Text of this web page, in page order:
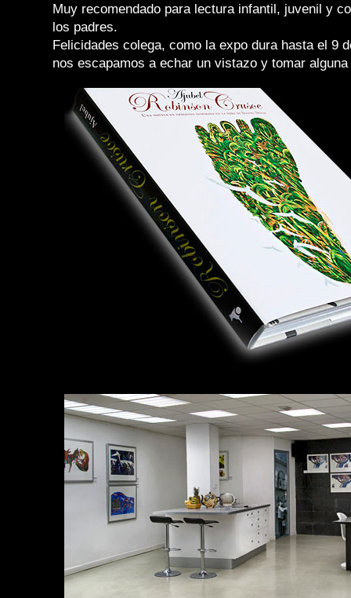
Muy recomendado para lectura infantil, juvenil y
los padres.
Felicidades colega, como la expo dura hasta el 9
nos escapamos a echar un vistazo y tomar